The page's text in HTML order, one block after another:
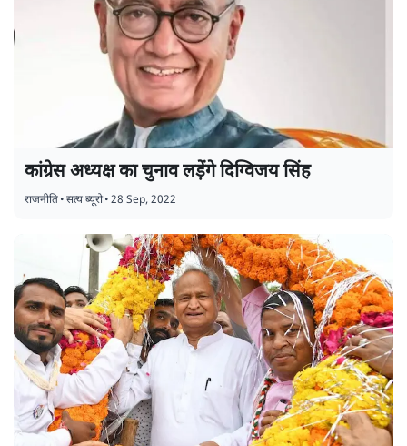
कांग्रेस अध्यक्ष का चुनाव लड़ेंगे दिग्विजय सिंह
राजनीति•सत्य ब्यूरो•28 Sep, 2022